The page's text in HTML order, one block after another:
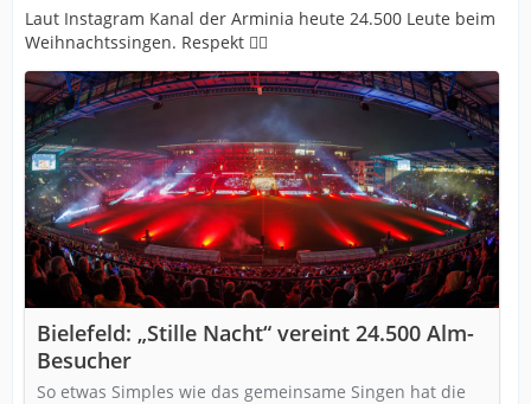
Laut Instagram Kanal der Arminia heute 24.500 Leute beim
Weihnachtssingen. Respekt 👍🏻
Bielefeld: „Stille Nacht“ vereint 24.500 Alm-
Besucher
So etwas Simples wie das gemeinsame Singen hat die